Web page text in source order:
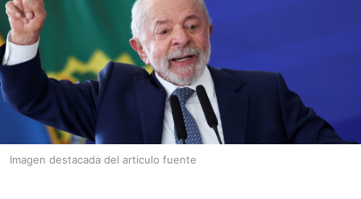
Imagen destacada del articulo fuente